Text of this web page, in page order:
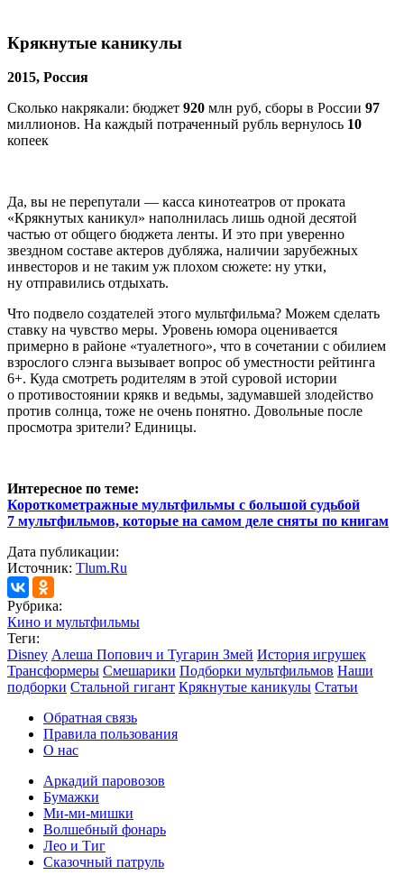
Крякнутые каникулы
2015, Россия
Сколько накрякали: бюджет 920 млн руб, сборы в России 97
миллионов. На каждый потраченный рубль вернулось 10
копеек
Да, вы не перепутали — касса кинотеатров от проката
«Крякнутых каникул» наполнилась лишь одной десятой
частью от общего бюджета ленты. И это при уверенно
звездном составе актеров дубляжа, наличии зарубежных
инвесторов и не таким уж плохом сюжете: ну утки,
ну отправились отдыхать.
Что подвело создателей этого мультфильма? Можем сделать
ставку на чувство меры. Уровень юмора оценивается
примерно в районе «туалетного», что в сочетании с обилием
взрослого слэнга вызывает вопрос об уместности рейтинга
6+. Куда смотреть родителям в этой суровой истории
о противостоянии крякв и ведьмы, задумавшей злодейство
против солнца, тоже не очень понятно. Довольные после
просмотра зрители? Единицы.
Интересное по теме:
Короткометражные мультфильмы с большой судьбой
7 мультфильмов, которые на самом деле сняты по книгам
Дата публикации:
Источник: Tlum.Ru
Рубрика:
Кино и мультфильмы
Теги:
Disney Алеша Попович и Тугарин Змей История игрушек
Трансформеры Смешарики Подборки мультфильмов Наши
подборки Стальной гигант Крякнутые каникулы Статьи
Обратная связь
Правила пользования
О нас
Аркадий паровозов
Бумажки
Ми-ми-мишки
Волшебный фонарь
Лео и Тиг
Сказочный патруль